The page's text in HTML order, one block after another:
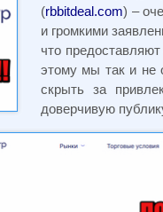
(rbbitdeal.com) –
и громкими
что
этому мы так и не
скрыть за
доверчивую